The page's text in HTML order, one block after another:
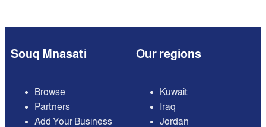
Souq Mnasati
Browse
Partners
Add Your Business
Our regions
Kuwait
Iraq
Jordan